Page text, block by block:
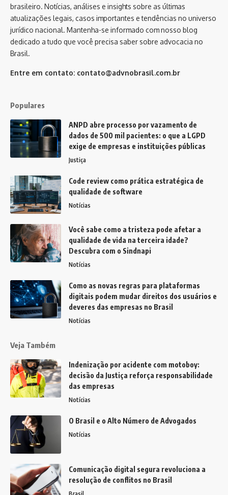
brasileiro. Notícias, análises e insights sobre as últimas
atualizações legais, casos importantes e tendências no universo
jurídico nacional. Mantenha-se informado com nosso blog
dedicado a tudo que você precisa saber sobre advocacia no
Brasil.
Entre em contato: contato@advnobrasil.com.br
Populares
ANPD abre processo por vazamento de
dados de 500 mil pacientes: o que a LGPD
exige de empresas e instituições públicas
Justiça
Code review como prática estratégica de
qualidade de software
Notícias
Você sabe como a tristeza pode afetar a
qualidade de vida na terceira idade?
Descubra com o Sindnapi
Notícias
Como as novas regras para plataformas
digitais podem mudar direitos dos usuários e
deveres das empresas no Brasil
Notícias
Veja Também
Indenização por acidente com motoboy:
decisão da Justiça reforça responsabilidade
das empresas
Notícias
O Brasil e o Alto Número de Advogados
Notícias
Comunicação digital segura revoluciona a
resolução de conflitos no Brasil